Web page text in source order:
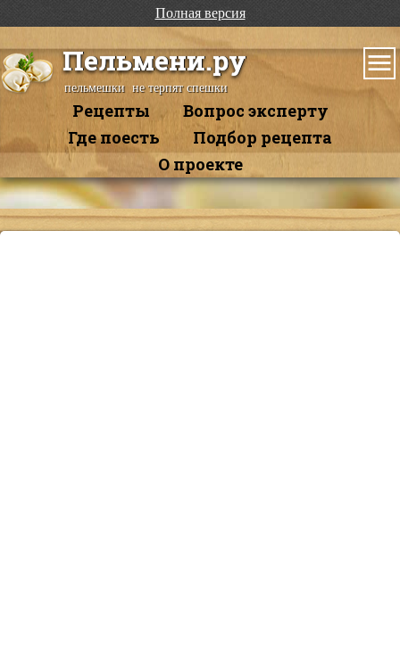
Полная версия
Пельмени.ру
пельмешки не терпят спешки
Рецепты
Вопрос эксперту
Где поесть
Подбор рецепта
О проекте